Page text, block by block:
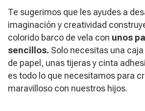
Te sugerimos que les ayudes a
imaginación y creatividad
colorido barco de vela con unos
sencillos. Solo necesitas una
de papel, unas tijeras y cinta
es todo lo que necesitamos para
maravilloso con nuestros hijos.